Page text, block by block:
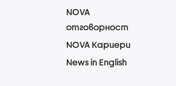
NOVA
отговорност
NOVA Кариери
News in English